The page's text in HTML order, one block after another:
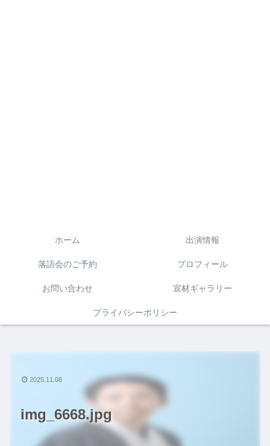
ホーム 出演情報
落語会のご予約 プロフィール
お問い合わせ 宣材ギャラリー
プライバシーポリシー
img_6668.jpg
2025.11.08